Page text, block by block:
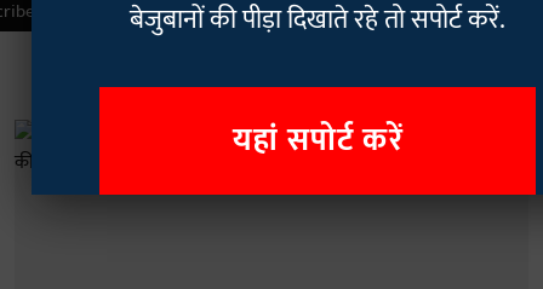
बेजुबानों की पीड़ा दिखाते रहे तो सपोर्ट करें.
यहां सपोर्ट करें